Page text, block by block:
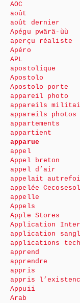
AOC
août
août dernier
Apégu pwärä-ùù
aperçu réaliste
Apéro
APL
apostolique
Apostolo
Apostolo porte
appareil photo
appareils
appareils photos
appartements
appartient
apparue
appel
Appel breton
appel d’air
appelait
appelée
appelle
Appels
Apple Stores
Application
application
applications
apprend
apprendre
appris
appris
Appuii
Arab